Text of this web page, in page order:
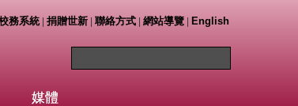
務系統| 捐贈世新| 聯絡方式| 網站導覽| English
媒體